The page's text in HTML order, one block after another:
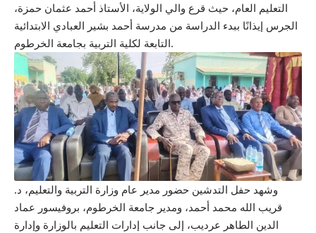
التعليم العام، حيث قرع والي الولاية، الأستاذ أحمد عثمان حمزة،
الجرس إيذانًا ببدء الدراسة من مدرسة أحمد بشير العبادي الابتدائية
التابعة لكلية التربية بجامعة الخرطوم.
وشهد حفل التدشين حضور مدير عام وزارة التربية والتعليم، د.
قريب الله محمد أحمد، ومدير جامعة الخرطوم، بروفيسور عماد
الدين الطاهر عرديب، إلى جانب إدارات التعليم بالوزارة وإدارة